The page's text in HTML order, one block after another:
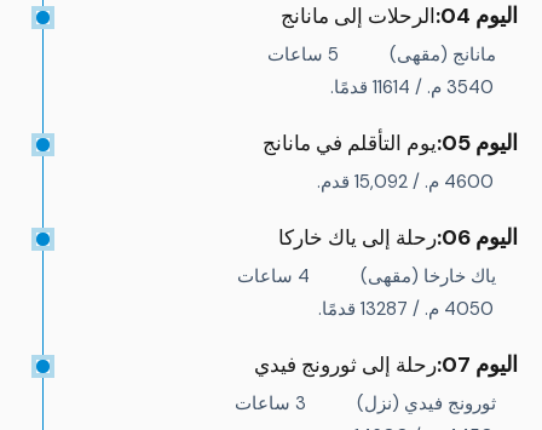
اليوم 04: الرحلات إلى مانانج
مانانج (مقهى)
5 ساعات
3540 م. / 11614 قدمًا.
اليوم 05: يوم التأقلم في مانانج
4600 م. / 15,092 قدم.
اليوم 06: رحلة إلى ياك خاركا
ياك خارخا (مقهى)
4 ساعات
4050 م. / 13287 قدمًا.
اليوم 07: رحلة إلى ثورونج فيدي
ثورونج فيدي (نزل)
3 ساعات